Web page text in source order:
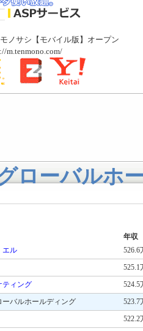
ノサシ【モバイル版】オープン
m.tenmono.com/
ローバルホ
年収
エル
526.6
525.1
ティング
524.5
ーバルホールディング
523.7
522.2